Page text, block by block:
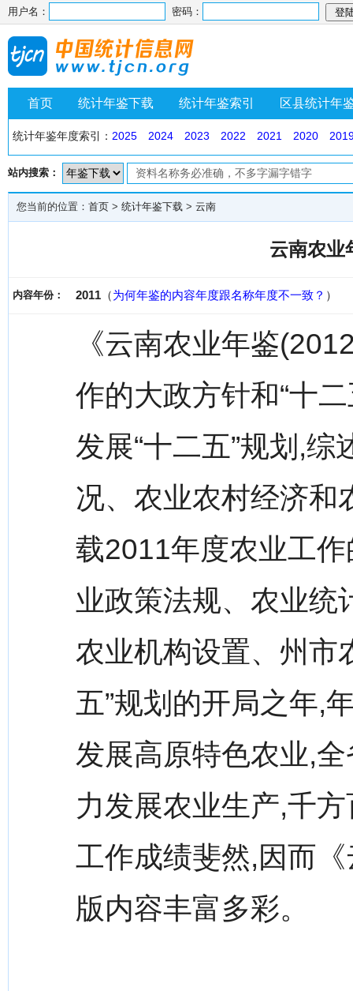
用户名： 密码：
首页 统计年鉴下载 统计年鉴索引 区县统计年
统计年鉴年度索引： 2025 2024 2023 2022 2021 2020
站内搜索：
您当前的位置： 首页 > 统计年鉴下载 > 云南
云南农业
内容年份： 2011 （为何年鉴的内容年度跟名称年度不一致？ ）
《云南农业年鉴
作的大政方针和“十
发展“十二五”规划,
况、农业农村经济和
载2011年度农业工
业政策法规、农业统
农业机构设置、州市
五”规划的开局之年,
发展高原特色农业,
力发展农业生产,千
工作成绩斐然,因而
版内容丰富多彩。